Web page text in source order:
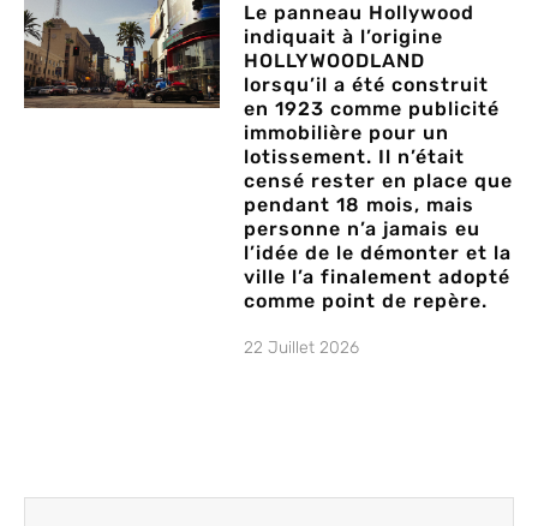
Le panneau Hollywood
indiquait à l’origine
HOLLYWOODLAND
lorsqu’il a été construit
en 1923 comme publicité
immobilière pour un
lotissement. Il n’était
censé rester en place que
pendant 18 mois, mais
personne n’a jamais eu
l’idée de le démonter et la
ville l’a finalement adopté
comme point de repère.
22 Juillet 2026